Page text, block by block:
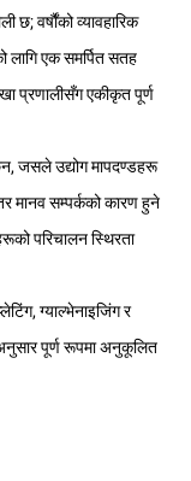
वर्षौंको व्यावहारिक
लागि एक समर्पित सतह
प्रणालीसँग एकीकृत पूर्ण
जसले उद्योग मापदण्डहरू
मानव सम्पर्कको कारण हुने
परिचालन स्थिरता
ग्याल्भेनाइजिंग र
पूर्ण रूपमा अनुकूलित